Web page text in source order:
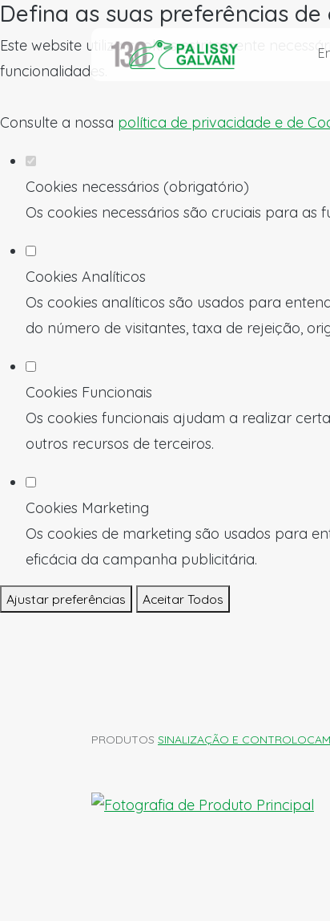
Defina as suas preferências
Este website utiliza cookies estritamente
funcionalidades.
Consulte a nossa política de privacidade e de
Cookies necessários (obrigatório)
Os cookies necessários são cruciais para
Cookies Analíticos
Os cookies analíticos são usados para
do número de visitantes, taxa de rejeição,
Cookies Funcionais
Os cookies funcionais ajudam a realizar
outros recursos de terceiros.
Cookies Marketing
Os cookies de marketing são usados para
eficácia da campanha publicitária.
Ajustar preferências Aceitar Todos
PRODUTOS SINALIZAÇÃO E CONTROLO